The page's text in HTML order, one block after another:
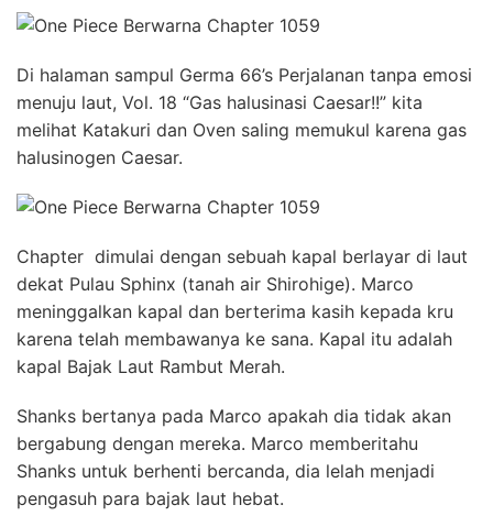
Di halaman sampul Germa 66’s Perjalanan tanpa emosi
menuju laut, Vol. 18 “Gas halusinasi Caesar!!” kita
melihat Katakuri dan Oven saling memukul karena gas
halusinogen Caesar.
Chapter dimulai dengan sebuah kapal berlayar di laut
dekat Pulau Sphinx (tanah air Shirohige). Marco
meninggalkan kapal dan berterima kasih kepada kru
karena telah membawanya ke sana. Kapal itu adalah
kapal Bajak Laut Rambut Merah.
Shanks bertanya pada Marco apakah dia tidak akan
bergabung dengan mereka. Marco memberitahu
Shanks untuk berhenti bercanda, dia lelah menjadi
pengasuh para bajak laut hebat.